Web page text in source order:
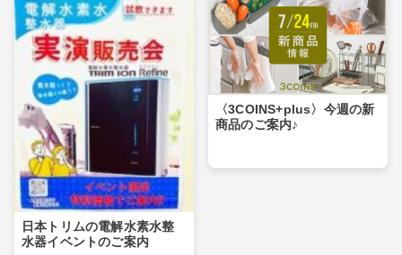
日本トリムの電解水素水整
水器イベントのご案内
〈3COINS+plus〉今週の新
商品のご案内♪